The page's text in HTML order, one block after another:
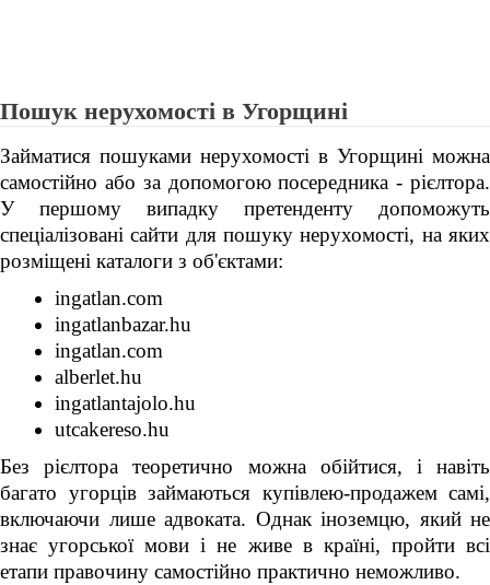
Пошук нерухомості в Угорщині
Займатися пошуками нерухомості в Угорщині можна
самостійно або за допомогою посередника - рієлтора.
У першому випадку претенденту допоможуть
спеціалізовані сайти для пошуку нерухомості, на яких
розміщені каталоги з об'єктами:
ingatlan.com
ingatlanbazar.hu
ingatlan.com
alberlet.hu
ingatlantajolo.hu
utcakereso.hu
Без рієлтора теоретично можна обійтися, і навіть
багато угорців займаються купівлею-продажем самі,
включаючи лише адвоката. Однак іноземцю, який не
знає угорської мови і не живе в країні, пройти всі
етапи правочину самостійно практично неможливо.